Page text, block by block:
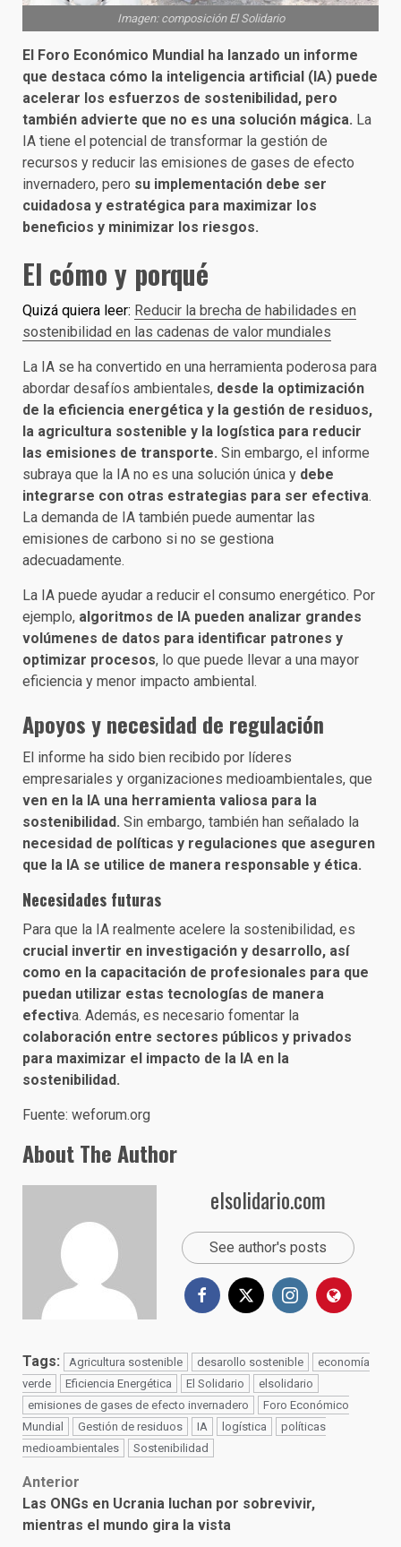
Imagen: composición El Solidario
El Foro Económico Mundial ha lanzado un informe
que destaca cómo la inteligencia artificial (IA) puede
acelerar los esfuerzos de sostenibilidad, pero
también advierte que no es una solución mágica. La
IA tiene el potencial de transformar la gestión de
recursos y reducir las emisiones de gases de efecto
invernadero, pero su implementación debe ser
cuidadosa y estratégica para maximizar los
beneficios y minimizar los riesgos.
El cómo y porqué
Quizá quiera leer: Reducir la brecha de habilidades en
sostenibilidad en las cadenas de valor mundiales
La IA se ha convertido en una herramienta poderosa para
abordar desafíos ambientales, desde la optimización
de la eficiencia energética y la gestión de residuos,
la agricultura sostenible y la logística para reducir
las emisiones de transporte. Sin embargo, el informe
subraya que la IA no es una solución única y debe
integrarse con otras estrategias para ser efectiva.
La demanda de IA también puede aumentar las
emisiones de carbono si no se gestiona
adecuadamente.
La IA puede ayudar a reducir el consumo energético. Por
ejemplo, algoritmos de IA pueden analizar grandes
volúmenes de datos para identificar patrones y
optimizar procesos, lo que puede llevar a una mayor
eficiencia y menor impacto ambiental.
Apoyos y necesidad de regulación
El informe ha sido bien recibido por líderes
empresariales y organizaciones medioambientales, que
ven en la IA una herramienta valiosa para la
sostenibilidad. Sin embargo, también han señalado la
necesidad de políticas y regulaciones que aseguren
que la IA se utilice de manera responsable y ética.
Necesidades futuras
Para que la IA realmente acelere la sostenibilidad, es
crucial invertir en investigación y desarrollo, así
como en la capacitación de profesionales para que
puedan utilizar estas tecnologías de manera
efectiva. Además, es necesario fomentar la
colaboración entre sectores públicos y privados
para maximizar el impacto de la IA en la
sostenibilidad.
Fuente: weforum.org
About The Author
elsolidario.com
See author's posts
Tags: Agricultura sostenible desarollo sostenible
economía
verde
Eficiencia Energética El Solidario
elsolidario
emisiones de gases de efecto invernadero
Foro Económico
Mundial
Gestión de residuos IA logística
políticas
medioambientales
Sostenibilidad
Post
navigation
Anterior
Las ONGs en Ucrania luchan por sobrevivir,
mientras el mundo gira la vista